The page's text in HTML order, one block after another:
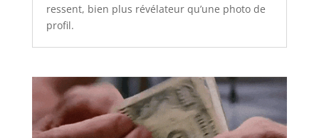
ressent, bien plus révélateur qu’une photo de
profil.